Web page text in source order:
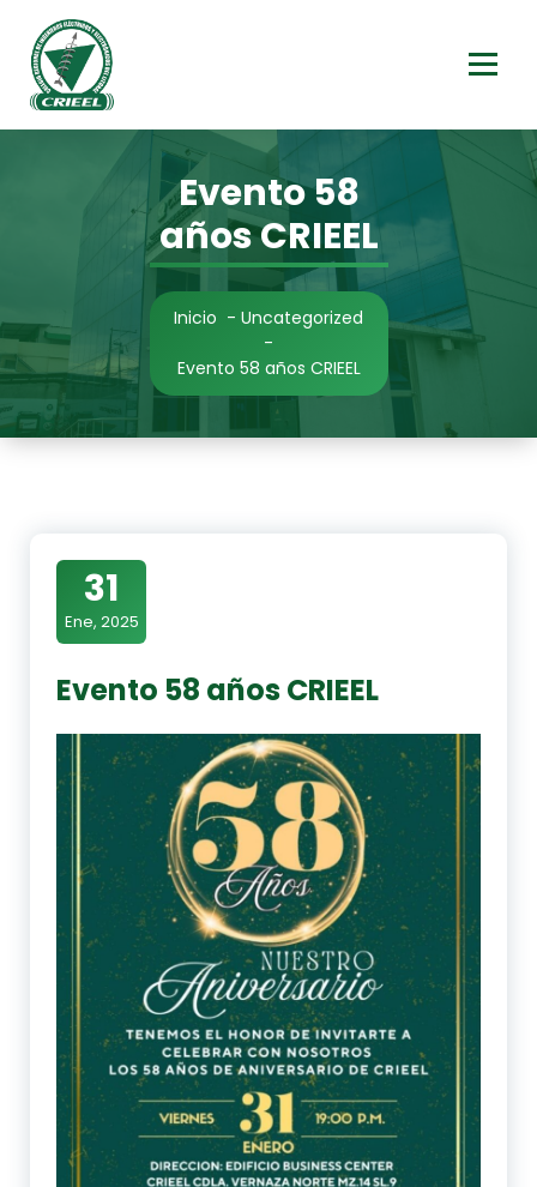
contenido
Evento 58
años CRIEEL
Inicio - Uncategorized
-
Evento 58 años CRIEEL
31
Ene, 2025
Evento 58 años CRIEEL